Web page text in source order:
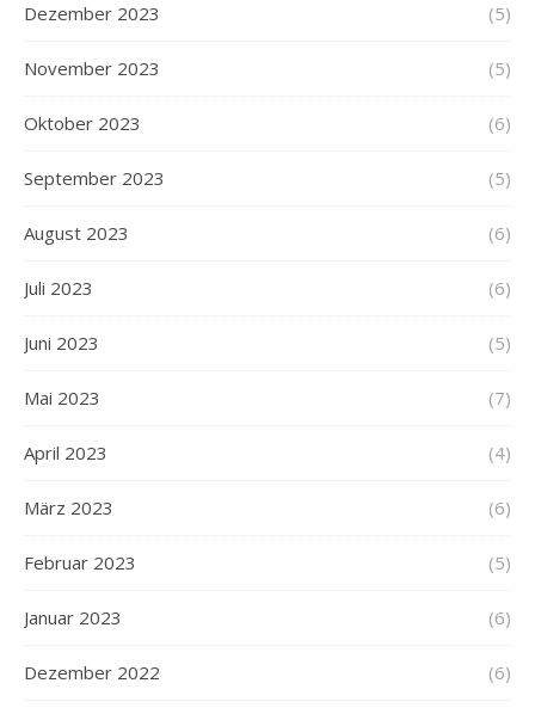
Dezember 2023 (5)
November 2023 (5)
Oktober 2023 (6)
September 2023 (5)
August 2023 (6)
Juli 2023 (6)
Juni 2023 (5)
Mai 2023 (7)
April 2023 (4)
März 2023 (6)
Februar 2023 (5)
Januar 2023 (6)
Dezember 2022 (6)